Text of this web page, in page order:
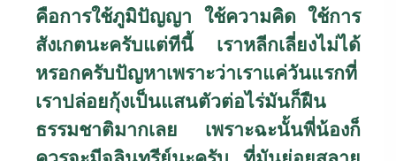
คือการใช้ภูมิปัญญา ใช้ความคิด ใช้การ
สังเกตนะครับแต่ทีนี้ เราหลีกเลี่ยงไม่ได้
หรอกครับปัญหาเพราะว่าเราแค่วันแรกที่
เราปล่อยกุ้งเป็นแสนตัวต่อไร่มันก็ฝืน
ธรรมชาติมากเลย เพราะฉะนั้นพี่น้องก็